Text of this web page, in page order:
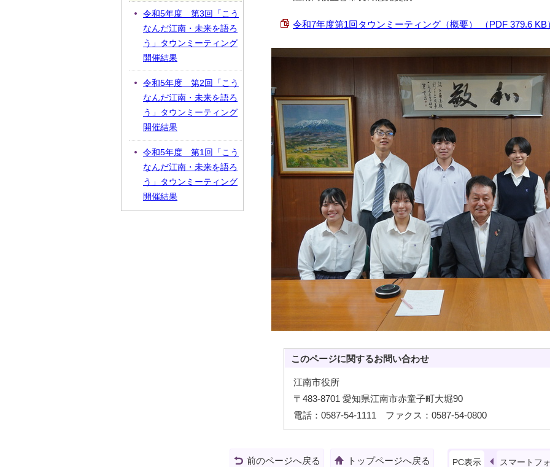
令和7年度第1回タウンミーティング（概要） （PDF 379.6 KB
このページに関するお問い合わせ
江南市役所
〒483-8701 愛知県江南市赤童子町大堀90
電話：0587-54-1111 ファクス：0587-54-0800
令和5年度 第3回「こう
なんだ江南・未来を語ろ
う」タウンミーティング
開催結果
令和5年度 第2回「こう
なんだ江南・未来を語ろ
う」タウンミーティング
開催結果
令和5年度 第1回「こう
なんだ江南・未来を語ろ
う」タウンミーティング
開催結果
前のページへ戻る トップページへ戻る PC表示 スマートフ